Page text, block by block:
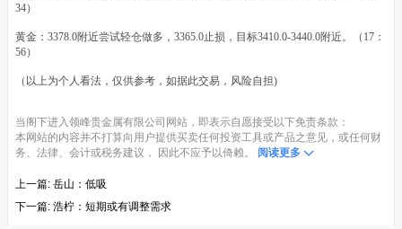
34）
黄金：3378.0附近尝试轻仓做多，3365.0止损，目标3410.0-3440.0附近。（17：
56）
（以上为个人看法，仅供参考，如据此交易，风险自担)
当阁下进入领峰贵金属有限公司网站，即表示自愿接受以下免责条款：
本网站的内容并不打算向用户提供买卖任何投资工具或产品之意见，或任何财
务、法律、会计或税务建议， 因此不应予以倚赖。
阅读更多
上一篇: 岳山：低吸
下一篇: 浩柠：短期或有调整需求